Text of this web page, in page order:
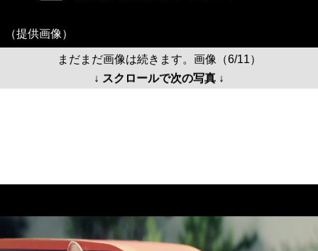
（提供画像）
まだまだ画像は続きます。画像（6/11）
↓ スクロールで次の写真 ↓